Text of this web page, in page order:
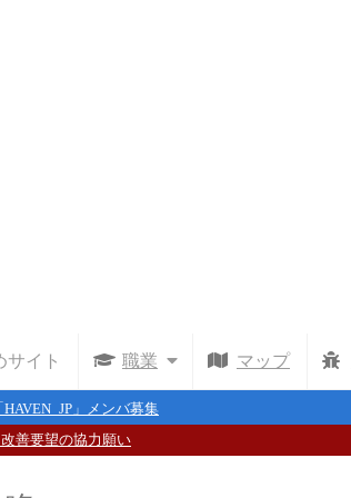
サイト 職業 マップ
」メンバ募集
善要望の協力願い